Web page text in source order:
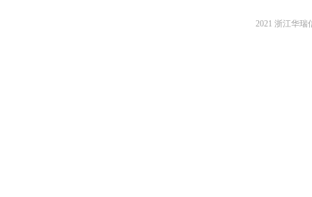
2021 浙江华瑞